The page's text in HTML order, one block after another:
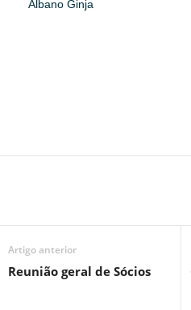
Albano Ginja
Artigo anterior
Reunião geral de Sócios